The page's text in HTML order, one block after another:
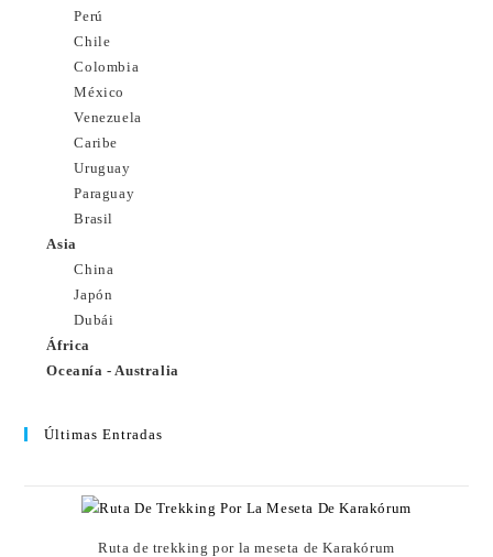
Perú
Chile
Colombia
México
Venezuela
Caribe
Uruguay
Paraguay
Brasil
Asia
China
Japón
Dubái
África
Oceanía - Australia
Últimas Entradas
Ruta de trekking por la meseta de Karakórum